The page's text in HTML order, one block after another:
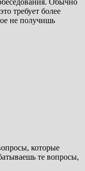
требует более
не получишь
которые
те вопросы,